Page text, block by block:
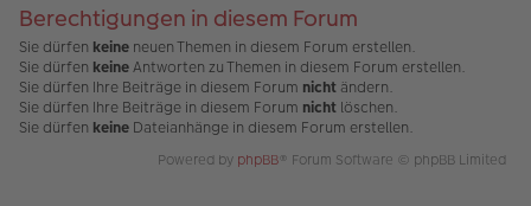
Berechtigungen in diesem Forum
Sie dürfen keine neuen Themen in diesem Forum erstellen.
Sie dürfen keineAntworten zu Themen in diesem Forum erstellen.
Sie dürfen Ihre Beiträge in diesem Forum nicht ändern.
Sie dürfen Ihre Beiträge in diesem Forum nicht löschen.
Sie dürfen keine Dateianhänge in diesem Forum erstellen.
Powered by phpBB® Forum Software © phpBB Limited